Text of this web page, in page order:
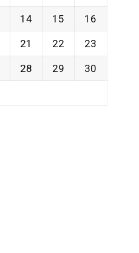
14 15 16
21 22 23
28 29 30